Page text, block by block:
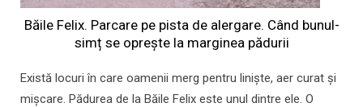
Băile Felix. Parcare pe pista de alergare. Când bunul-
simț se oprește la marginea pădurii
Există locuri în care oamenii merg pentru liniște, aer curat și
mișcare. Pădurea de la Băile Felix este unul dintre ele. O